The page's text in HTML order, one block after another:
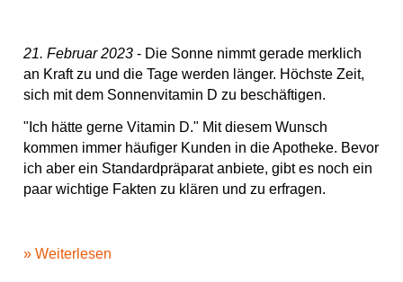
21. Februar 2023 - Die Sonne nimmt gerade merklich
an Kraft zu und die Tage werden länger. Höchste Zeit,
sich mit dem Sonnenvitamin D zu beschäftigen.
"Ich hätte gerne Vitamin D." Mit diesem Wunsch
kommen immer häufiger Kunden in die Apotheke. Bevor
ich aber ein Standardpräparat anbiete, gibt es noch ein
paar wichtige Fakten zu klären und zu erfragen.
» Weiterlesen